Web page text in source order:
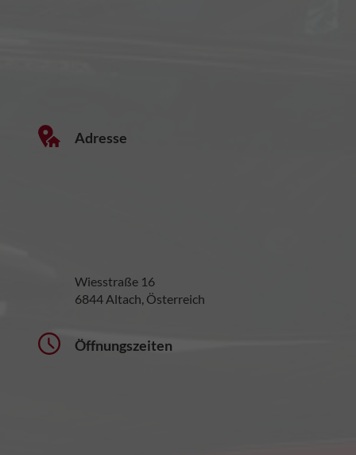
Adresse
Wiesstraße 16
6844 Altach, Österreich
Öffnungszeiten